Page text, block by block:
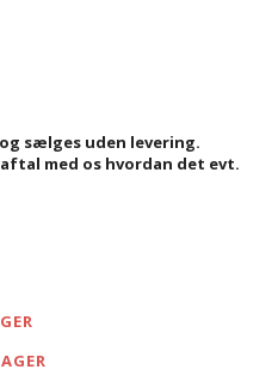
sælges uden levering.
med os hvordan det evt.